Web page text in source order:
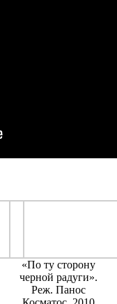
«По ту сторону
черной радуги».
Реж. Панос